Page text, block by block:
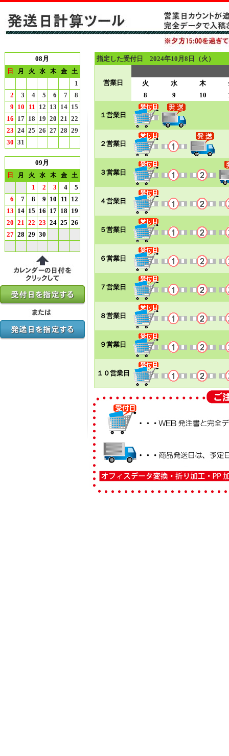
08月
日 月 火 水 木 金 土
1
2
3 4 5 6 7
8
9 10 11 12 13 14 15
16 17 18 19 20 21 22
23 24 25 26 27 28 29
30 31
09月
日 月 火 水 木 金 土
1 2 3 4
5
6
7 8 9 10 11 12
13 14 15 16 17 18 19
20 21 22 23 24 25 26
27 28 29 30
指定した受付日 2024年10月8日（火）
営業日 火 水 木
8
9 10
１営業日
２営業日
３営業日
４営業日
５営業日
６営業日
７営業日
８営業日
９営業日
１０営業日